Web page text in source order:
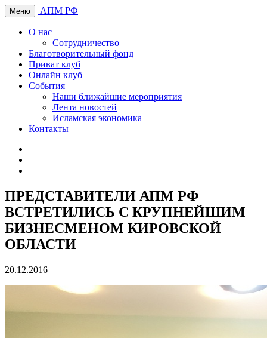
Меню АПМ РФ
О нас
Сотрудничество
Благотворительный фонд
Приват клуб
Онлайн клуб
События
Наши ближайшие мероприятия
Лента новостей
Исламская экономика
Контакты
ПРЕДСТАВИТЕЛИ АПМ РФ
ВСТРЕТИЛИСЬ С КРУПНЕЙШИМ
БИЗНЕСМЕНОМ КИРОВСКОЙ
ОБЛАСТИ
20.12.2016